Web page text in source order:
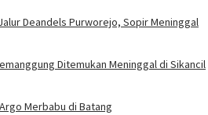
Deandels Purworejo, Sopir Meninggal
Ditemukan Meninggal di Sikancil
Merbabu di Batang